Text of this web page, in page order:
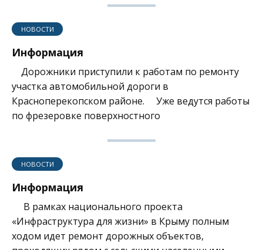
НОВОСТИ
Информация
Дорожники приступили к работам по ремонту
участка автомобильной дороги в
Красноперекопском районе. Уже ведутся работы
по фрезеровке поверхностного
НОВОСТИ
Информация
В рамках национального проекта
«Инфраструктура для жизни» в Крыму полным
ходом идет ремонт дорожных объектов,